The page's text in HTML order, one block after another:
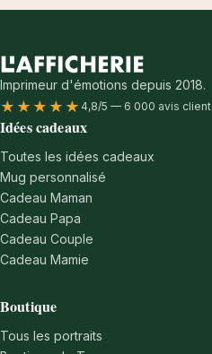
Imprimeur d'émotions depuis 2018.
★★★★★ 4,8/5 — 6 000 avis
Idées cadeaux
Toutes les idées cadeaux
Mug personnalisé
Cadeau Maman
Cadeau Papa
Cadeau Couple
Cadeau Mamie
Boutique
Tous les portraits